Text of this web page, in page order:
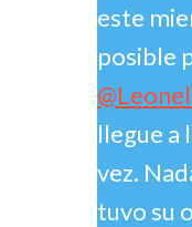
este
posible
llegue a
vez.
tuvo su